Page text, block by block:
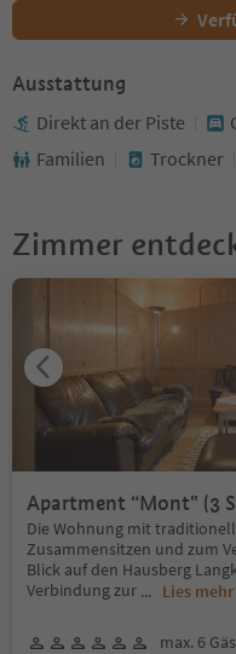
Ausstattung
Direkt an der Piste
Familien
Trockner
Zimmer
Apartment “Mont" (3
Die Wohnung mit
Zusammensitzen und zum
Blick auf den Hausberg
Verbindung zur ... Lies mehr
max. 6